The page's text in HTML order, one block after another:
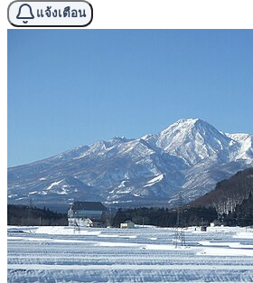
แจ้งเตือน